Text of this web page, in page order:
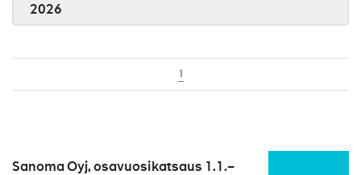
2026
1
Sanoma Oyj, osavuosikatsaus 1.1.–